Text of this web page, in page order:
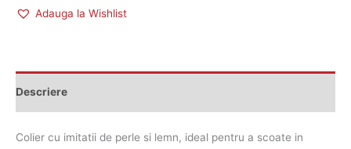
Adauga la Wishlist
Descriere
Colier cu imitatii de perle si lemn, ideal pentru a scoate in